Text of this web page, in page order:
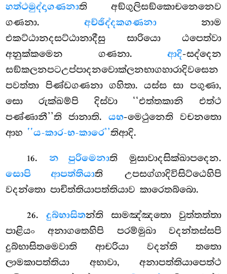
හත්ථමුද්දාගණනාති අඞ්ගුලිසඞ්කොචනෙනෙව
ගණනා. අච්ඡිද්දකගණනා නාම
එකට්ඨානදසට්ඨානාදීසු සාරියො ඨපෙත්වා
අනුක්කමෙන ගණනා. ආදි-සද්දෙන
සඞ්කලනපටඋප්පාදනවොක්ලනභාගහාරාදිවසෙන
පවත්තා පිණ්ඩගණනා ගහිතා. යස්ස සා පගුණා,
සො රුක්ඛම්පි දිස්වා ‘‘එත්තකානි එත්ථ
පණ්ණානී’’තිජානාති. යභ-මෙථුනෙති වචනතො
ආහ ‘‘ය-කාර-භ-කාරෙ’’තිආදි.
16.න පුරිමෙනාති මුසාවාදසික්ඛාපදෙන.
සොපි ආපත්තියාති උපසග්ගාදිවිසිට්ඨෙහිපි
වදන්තො පාචිත්තියාපත්තියාව කාරෙතබ්බො.
26. දුබ්භාසිතන්ති සාමඤ්ඤතො වුත්තත්තා
පාළියං අනාගතෙහිපි පරම්මුඛා වදන්තස්සපි
දුබ්භාසිතමෙවාති ආචරියා වදන්ති තතො
ලාමකාපත්තියා අභාවා, අනාපත්තියාපෙත්ථ